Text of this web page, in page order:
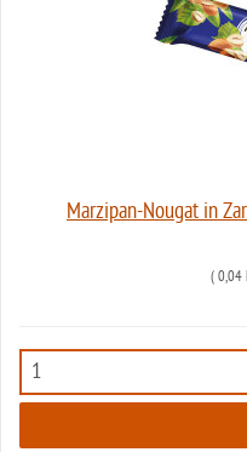
Marzipan-Nougat in
( 0,04